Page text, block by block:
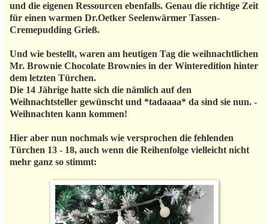
und die eigenen Ressourcen ebenfalls. Genau die richtige Zeit
für einen warmen Dr.Oetker Seelenwärmer Tassen-
Cremepudding Grieß.
Und wie bestellt, waren am heutigen Tag die weihnachtlichen
Mr. Brownie Chocolate Brownies in der Winteredition hinter
dem letzten Türchen.
Die 14 Jährige hatte sich die nämlich auf den
Weihnachtsteller gewünscht und *tadaaaa* da sind sie nun. -
Weihnachten kann kommen!
Hier aber nun nochmals wie versprochen die fehlenden
Türchen 13 - 18, auch wenn die Reihenfolge vielleicht nicht
mehr ganz so stimmt: